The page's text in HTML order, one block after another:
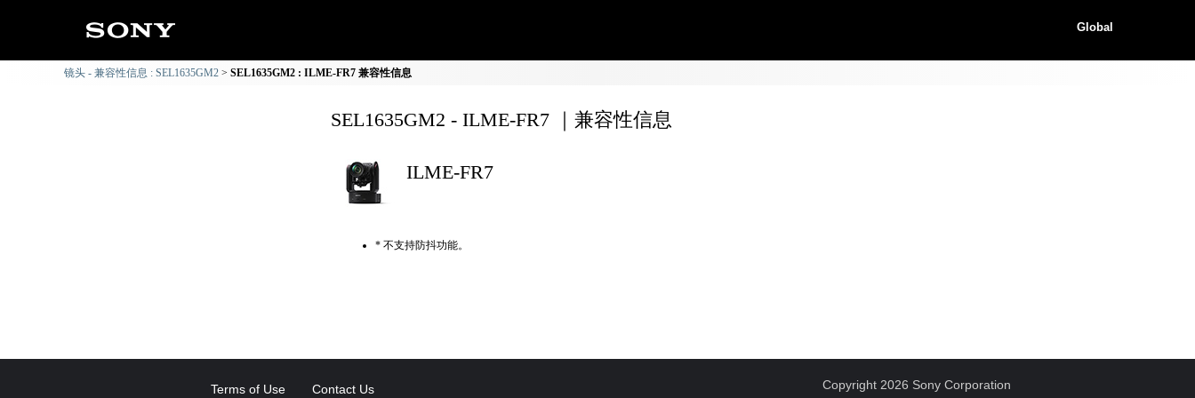
Global
镜头 - 兼容性信息 : SEL1635GM2 SEL1635GM2 : ILME-FR7 兼容性信息
SEL1635GM2 - ILME-FR7 ｜兼容性信息
ILME-FR7
* 不支持防抖功能。
Terms of Use Contact Us Copyright 2026 Sony Corporation